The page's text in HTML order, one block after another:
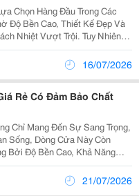
Chọn Hàng Đầu Trong Các
Độ Bền Cao, Thiết Kế Đẹp Và
Nhiệt Vượt Trội. Tuy Nhiên,
Có Hai Dòng Sản Phẩm Phổ
Việt Nam Và Xingfa Nhập16/07/2026
Rẻ Có Đảm Bảo Chất
Chỉ Mang Đến Sự Sang Trọng,
Sống, Dòng Cửa Này Còn
Bởi Độ Bền Cao, Khả Năng
Phí Hợp Lý. So Với Các Loại
Xingfa Giá Rẻ Vẫn Đảm
21/07/2026